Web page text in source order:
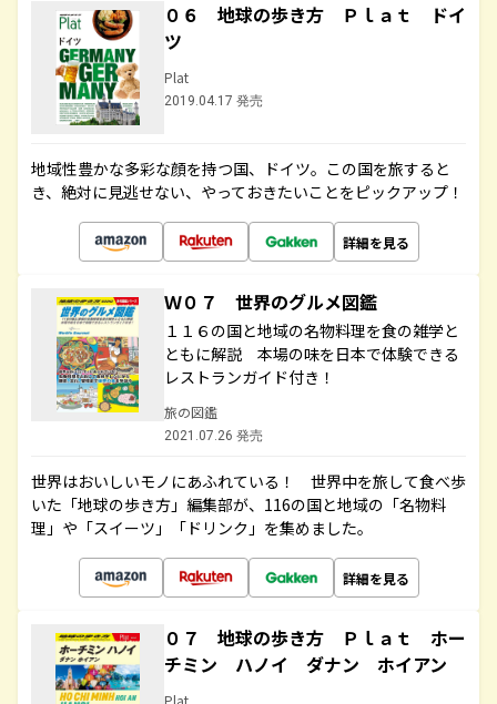
０６ 地球の歩き方 Ｐｌａｔ ドイ
ツ
Plat
2019.04.17 発売
地域性豊かな多彩な顔を持つ国、ドイツ。この国を旅すると
き、絶対に見逃せない、やっておきたいことをピックアップ！
詳細を見る
Ｗ０７ 世界のグルメ図鑑
１１６の国と地域の名物料理を食の雑学と
ともに解説 本場の味を日本で体験できる
レストランガイド付き！
旅の図鑑
2021.07.26 発売
世界はおいしいモノにあふれている！ 世界中を旅して食べ歩
いた「地球の歩き方」編集部が、116の国と地域の「名物料
理」や「スイーツ」「ドリンク」を集めました。
詳細を見る
０７ 地球の歩き方 Ｐｌａｔ ホー
チミン ハノイ ダナン ホイアン
Plat